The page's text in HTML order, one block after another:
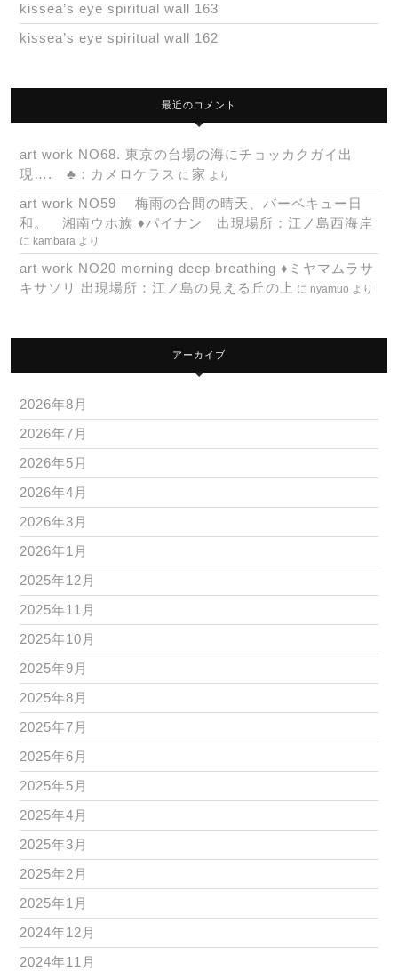
kissea’s eye spiritual wall 163
kissea’s eye spiritual wall 162
最近のコメント
art work NO68. 東京の台場の海にチョッカクガイ出
現…. ♣：カメロケラス に 家 より
art work NO59 梅雨の合間の晴天、バーベキュー日
和。 湘南ウホ族 ♦パイナン 出現場所：江ノ島西海岸
に kambara より
art work NO20 morning deep breathing ♦ミヤマムラサ
キサソリ 出現場所：江ノ島の見える丘の上 に nyamuo より
アーカイブ
2026年8月
2026年7月
2026年5月
2026年4月
2026年3月
2026年1月
2025年12月
2025年11月
2025年10月
2025年9月
2025年8月
2025年7月
2025年6月
2025年5月
2025年4月
2025年3月
2025年2月
2025年1月
2024年12月
2024年11月